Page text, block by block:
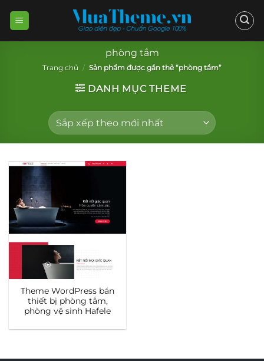
phòng tắm
Trang chủ / Sản phẩm được gắn thẻ “phòng tắm”
DANH MỤC THEME
Theme WordPress bán
thiết bị phòng tắm,
phòng vệ sinh Hafele